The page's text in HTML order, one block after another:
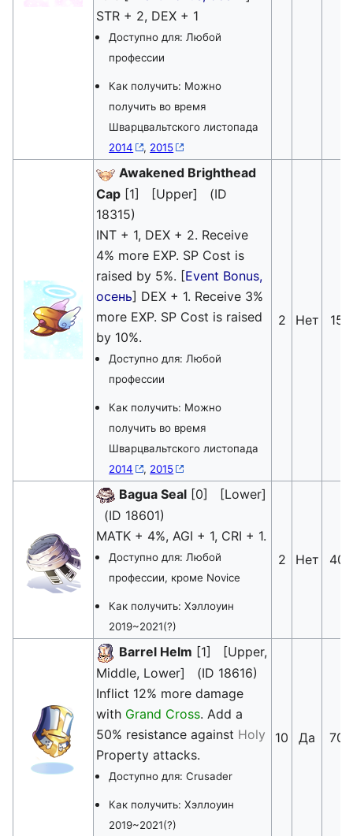
STR + 2, DEX + 1
Доступно для: Любой
профессии
Как получить: Можно
получить во время
Шварцвальтского листопада
2014
, 2015
Awakened Brighthead
Cap [1] [Upper] (ID
18315)
INT + 1, DEX + 2. Receive
4% more EXP. SP Cost is
raised by 5%. [Event Bonus,
осень] DEX + 1. Receive 3%
more EXP. SP Cost is raised
by 10%.
Доступно для: Любой
профессии
Как получить: Можно
получить во время
Шварцвальтского листопада
2014
, 2015
2 Нет 15
Bagua Seal [0] [Lower]
(ID 18601)
MATK + 4%, AGI + 1, CRI + 1.
Доступно для: Любой
профессии, кроме Novice
Как получить: Хэллоуин
2019~2021(?)
2 Нет 40
Barrel Helm [1] [Upper,
Middle, Lower] (ID 18616)
Inflict 12% more damage
with Grand Cross. Add a
50% resistance against Holy
Property attacks.
Доступно для: Crusader
Как получить: Хэллоуин
2019~2021(?)
10 Да 70